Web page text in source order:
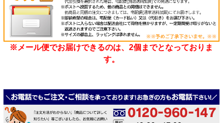
※メール便でお届けできるのは、2個までとなっておりま
す。